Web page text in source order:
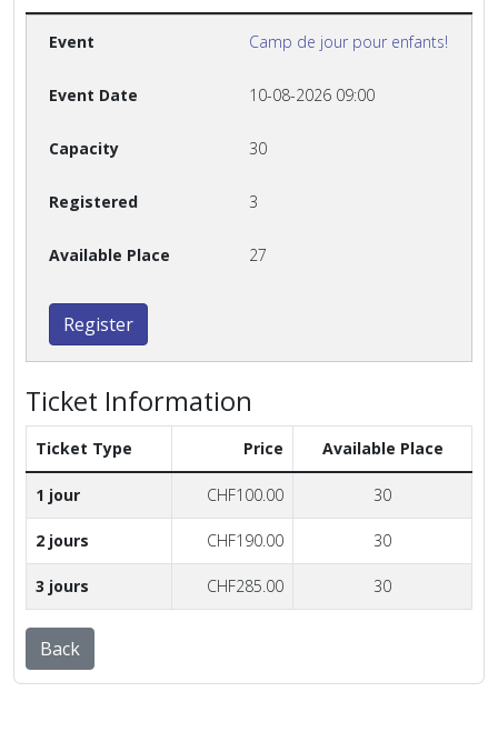
Camp de jour pour enfants!
10-08-2026 09:00
30
3
27
Register
Ticket Information
Ticket Type Price Available Place
1 jour CHF100.00 30
2 jours CHF190.00 30
3 jours CHF285.00 30
Back